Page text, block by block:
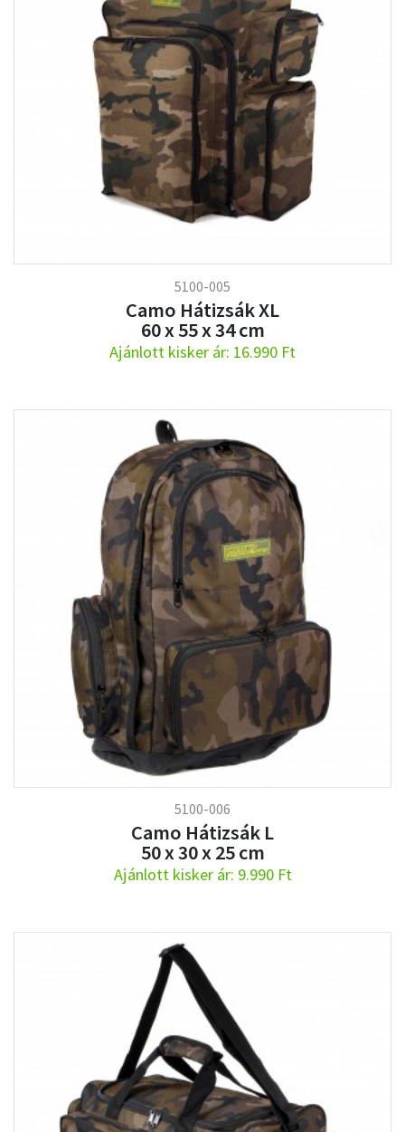
5100-005
Camo Hátizsák XL
60 x 55 x 34 cm
Ajánlott kisker ár: 16.990 Ft
5100-006
Camo Hátizsák L
50 x 30 x 25 cm
Ajánlott kisker ár: 9.990 Ft